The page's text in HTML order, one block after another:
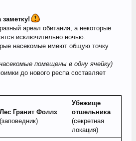
ареал обитания, а некоторые
исключительно ночью.
насекомые имеют общую точку
помещены в одну ячейку)
до нового респа составляет
Лес Гранит Фоллз
(заповедник)
Убежище
отшельника
(секретная
локация)